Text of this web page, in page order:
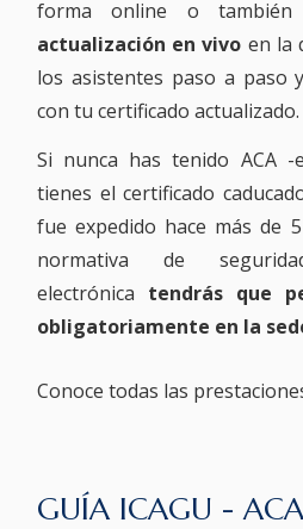
forma online o también
actualización en vivo en la
los asistentes paso a paso
con tu certificado actualizado.
Si nunca has tenido ACA -
tienes el certificado
fue expedido hace más de
normativa de
electrónica tendrás que
obligatoriamente en la
Conoce todas las
GUÍA ICAGU - ACA